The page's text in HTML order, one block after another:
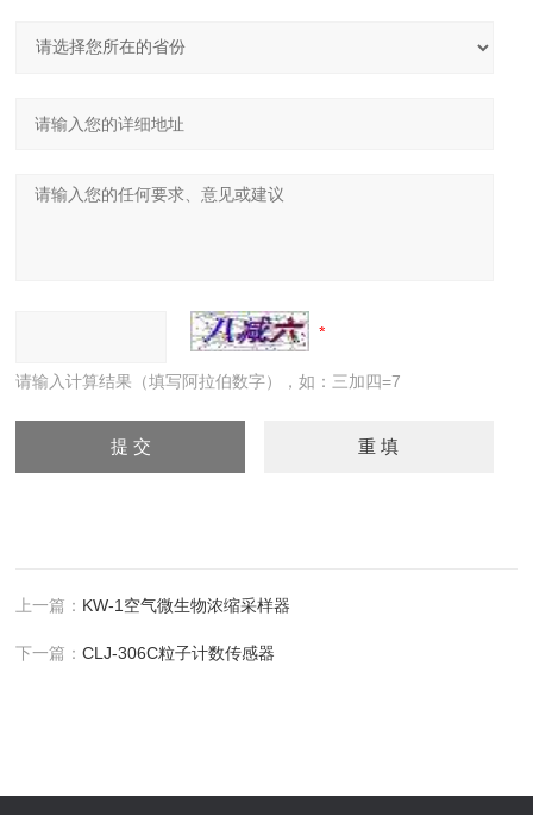
请输入计算结果（填写阿拉伯数字），如：三加四=7
上一篇： KW-1空气微生物浓缩采样器
下一篇：CLJ-306C粒子计数传感器